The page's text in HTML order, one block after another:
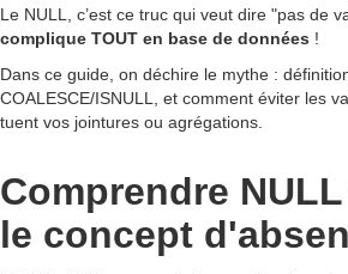
Le NULL, c’est ce truc qui veut dire "pas de
complique TOUT en base de données !
Dans ce guide, on déchire le mythe :
COALESCE/ISNULL, et comment éviter les
tuent vos jointures ou agrégations.
Comprendre
le concept